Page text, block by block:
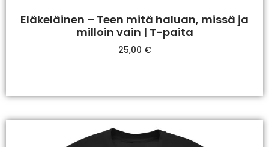
Eläkeläinen – Teen mitä haluan, missä ja
milloin vain | T-paita
25,00 €